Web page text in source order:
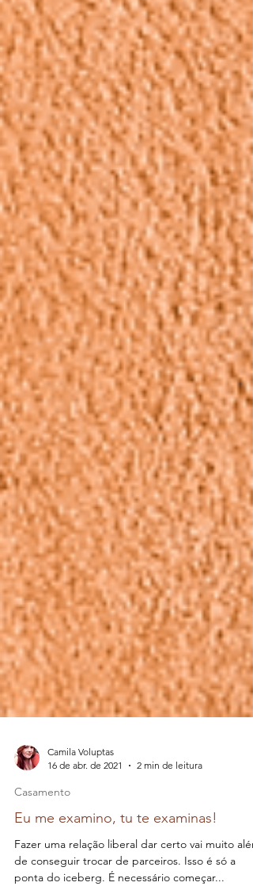
Camila Voluptas
Casamento
Eu me examino, tu te examinas!
Fazer uma relação liberal dar certo vai muito além